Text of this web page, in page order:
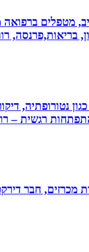
מטפלים ברפואה
בריאות,פרנסה,
נטורופתיה,
רגשית –
מכרזים, חבר